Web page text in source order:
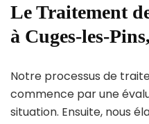
Le Traitement
à Cuges-les-
Notre processus de
commence par une
situation. Ensuite, nous